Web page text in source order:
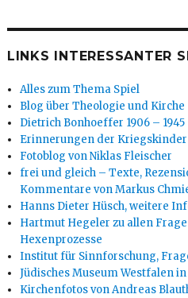
LINKS INTERESSANTER
Alles zum Thema Spiel
Blog über Theologie und Kirche
Dietrich Bonhoeffer 1906 – 1945
Erinnerungen der Kriegskinder
Fotoblog von Niklas Fleischer
frei und gleich – Texte,
Kommentare von Markus
Hanns Dieter Hüsch, weitere
Hartmut Hegeler zu allen
Hexenprozesse
Institut für Sinnforschung,
Jüdisches Museum Westfalen
Kirchenfotos von Andreas